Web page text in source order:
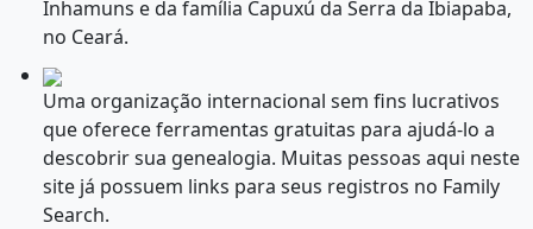
Inhamuns e da família Capuxú da Serra da Ibiapaba,
no Ceará.
Uma organização internacional sem fins lucrativos
que oferece ferramentas gratuitas para ajudá-lo a
descobrir sua genealogia. Muitas pessoas aqui neste
site já possuem links para seus registros no Family
Search.